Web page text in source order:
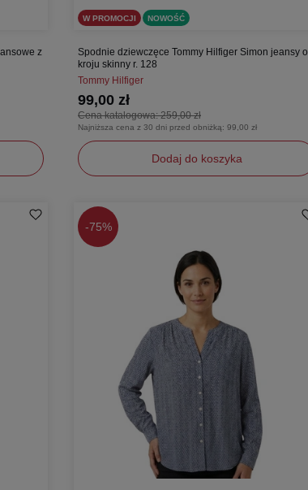
z
W PROMOCJI NOWOŚĆ
Spodnie dziewczęce Tommy Hilfiger Simon jeansy o
kroju skinny r. 128
Tommy Hilfiger
Cena katalogowa:259,00 zł
99,00 zł
Najniższa cena z 30 dni przed obniżką: 99,00 zł
Dodaj do koszyka
128
-75%